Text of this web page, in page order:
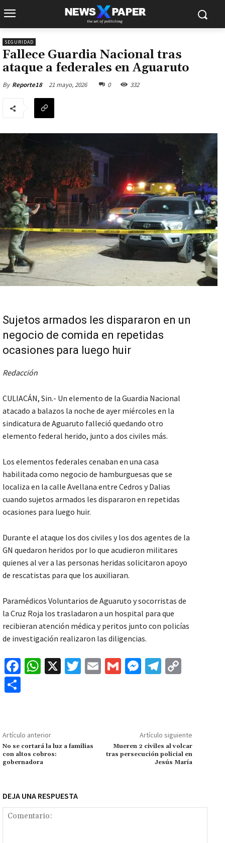
SEGURIDAD
Fallece Guardia Nacional tras
ataque a federales en Aguaruto
By Reporte18 21 mayo, 2026 0 332
Sujetos armados les dispararon en un
negocio de comida en repetidas
ocasiones para luego huir
Redacción
CULIACÁN, Sin.- Un elemento de la Guardia Nacional
atacado a balazos la noche de ayer miércoles en la
sindicatura de Aguaruto falleció quedando otro
elemento federal herido, junto a dos civiles más.
Los elementos federales cenaban en una casa
habilitada como negocio de hamburguesas que se
localiza en la calle Avellana entre Cedros y Dalias
cuando sujetos armados les dispararon en repetidas
ocasiones para luego huir.
Durante el ataque los dos civiles y los dos agentes de la
GN quedaron heridos por lo que acudieron militares
quienes al ver a las personas heridas solicitaron apoyo
de rescatistas para que los auxiliaran.
Paramédicos Voluntarios de Aguaruto y socorristas de
la Cruz Roja los trasladaron a un hospital para que
recibieran atención médica y peritos junto con policías
de investigación realizaron las diligencias.
Fa
o
k
W
p
p
X
T
E
G
M
ge
r
Te
m Li
n
k
p
ar
tir
Artículo anterior
No se cortará la luz a familias
con altos cobros:
gobernadora
Artículo siguiente
Mueren 2 civiles al volcar
tras persecución policial en
Jesús María
DEJA UNA RESPUESTA